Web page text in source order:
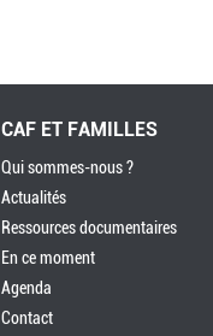
CAF ET FAMILLES
Qui sommes-nous ?
Actualités
Ressources documentaires
En ce moment
Agenda
Contact